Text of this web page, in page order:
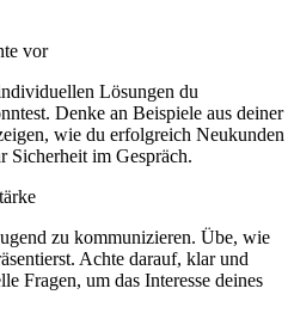
vor
Lösungen du
Denke an Beispiele aus deiner
wie du erfolgreich Neukunden
Sicherheit im Gespräch.
zu kommunizieren. Übe, wie
Achte darauf, klar und
Fragen, um das Interesse deines